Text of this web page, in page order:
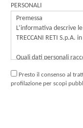
PERSONALI
Presto il consenso al
profilazione per scopi